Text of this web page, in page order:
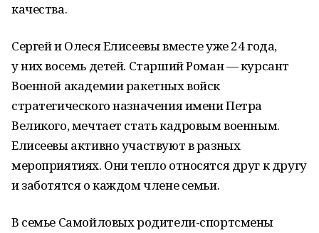
качества.
Сергей и Олеся Елисеевы вместе уже 24 года,
у них восемь детей. Старший Роман — курсант
Военной академии ракетных войск
стратегического назначения имени Петра
Великого, мечтает стать кадровым военным.
Елисеевы активно участвуют в разных
мероприятиях. Они тепло относятся друг к другу
и заботятся о каждом члене семьи.
В семье Самойловых родители-спортсмены